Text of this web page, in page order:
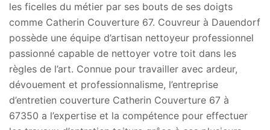
les ficelles du métier par ses bouts de ses doigts
comme Catherin Couverture 67. Couvreur à Dauendorf
possède une équipe d’artisan nettoyeur professionnel
passionné capable de nettoyer votre toit dans les
règles de l’art. Connue pour travailler avec ardeur,
dévouement et professionnalisme, l’entreprise
d’entretien couverture Catherin Couverture 67 à
67350 a l’expertise et la compétence pour effectuer